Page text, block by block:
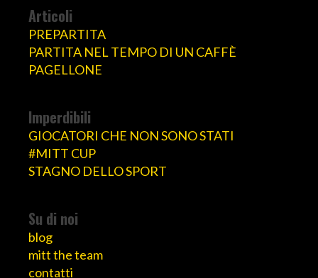
Articoli
PREPARTITA
PARTITA NEL TEMPO DI UN CAFFÈ
PAGELLONE
Imperdibili
GIOCATORI CHE NON SONO STATI
#MITT CUP
STAGNO DELLO SPORT
Su di noi
blog
mitt the team
contatti